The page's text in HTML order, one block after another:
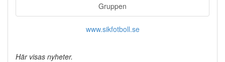
Gruppen
www.sikfotboll.se
Här visas nyheter.